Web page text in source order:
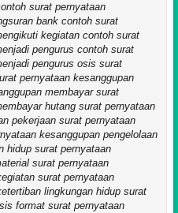
surat pernyataan
bank contoh surat
kegiatan contoh surat
pengurus contoh surat
pengurus osis surat
pernyataan kesanggupan
membayar surat
hutang surat pernyataan
pekerjaan surat pernyataan
kesanggupan pengelolaan
hidup surat pernyataan
surat pernyataan
surat pernyataan
lingkungan hidup surat
format surat pernyataan